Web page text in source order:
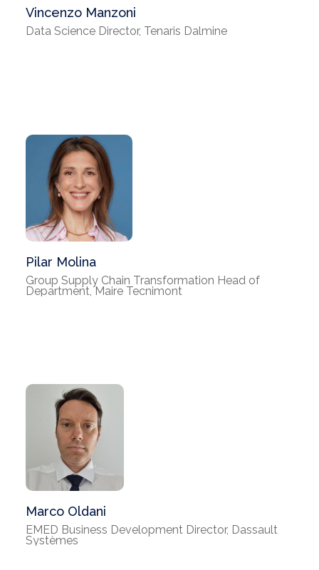
Vincenzo Manzoni
Data Science Director, Tenaris Dalmine
Pilar Molina
Group Supply Chain Transformation Head of
Department, Maire Tecnimont
Marco Oldani
EMED Business Development Director, Dassault
Systèmes